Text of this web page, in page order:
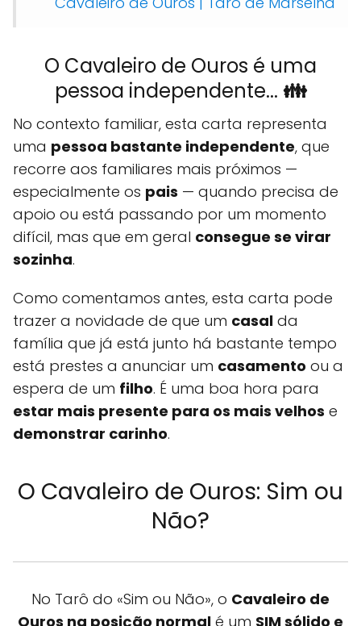
O Cavaleiro de Ouros é uma
pessoa independente... 👪
No contexto familiar, esta carta representa
uma pessoa bastante independente, que
recorre aos familiares mais próximos —
especialmente os pais — quando precisa de
apoio ou está passando por um momento
difícil, mas que em geral consegue se virar
sozinha.
Como comentamos antes, esta carta pode
trazer a novidade de que um casal da
família que já está junto há bastante tempo
está prestes a anunciar um casamento ou a
espera de um filho. É uma boa hora para
estar mais presente para os mais velhos e
demonstrar carinho.
O Cavaleiro de Ouros: Sim ou
Não?
No Tarô do «Sim ou Não», o Cavaleiro de
Ouros na posição normal é um SIM sólido e